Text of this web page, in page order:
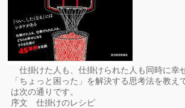
仕掛けた人も、仕掛けられた人も同時に幸
「ちょっと困った」を解決する思考法を教え
は次の通りです。
序文 仕掛けのレシピ